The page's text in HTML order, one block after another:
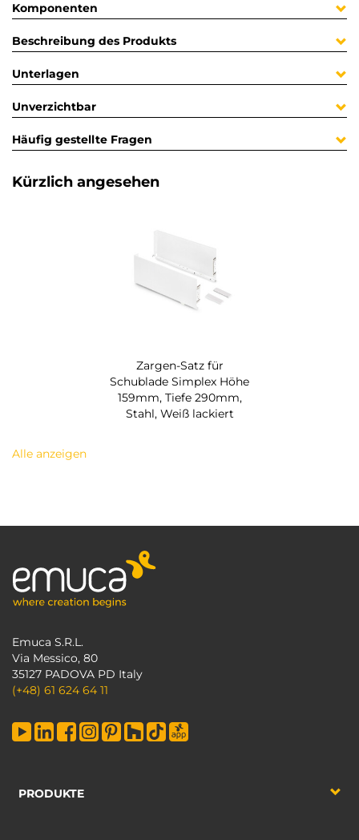
Komponenten
Beschreibung des Produkts
Unterlagen
Unverzichtbar
Häufig gestellte Fragen
Kürzlich angesehen
Zargen-Satz für
Schublade Simplex Höhe
159mm, Tiefe 290mm,
Stahl, Weiß lackiert
Alle anzeigen
Emuca S.R.L.
Via Messico, 80
35127 PADOVA PD Italy
(+48) 61 624 64 11
PRODUKTE